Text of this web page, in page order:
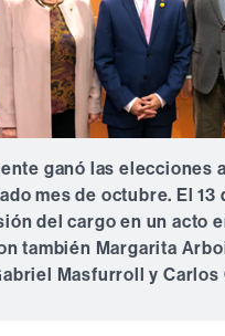
ganó las elecciones
mes de octubre. El
del cargo en un acto
también Margarita
Masfurroll y Carlos